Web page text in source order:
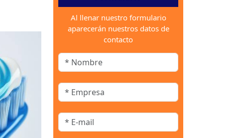
Al llenar nuestro formulario
aparecerán nuestros datos de
contacto